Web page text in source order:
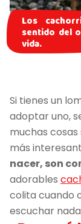
Los
sentido del
vida.
Si tienes un
adoptar uno,
muchas cosas
más
nacer, son
adorables
colita cuando
escuchar